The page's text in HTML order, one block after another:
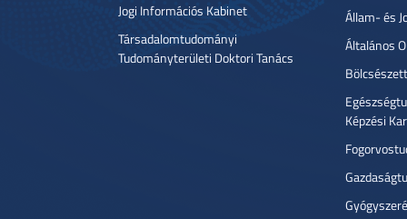
Jogi Információs Kabinet
Társadalomtudományi
Tudományterületi Doktori Tanács
Állam- és
Általános
Képzési